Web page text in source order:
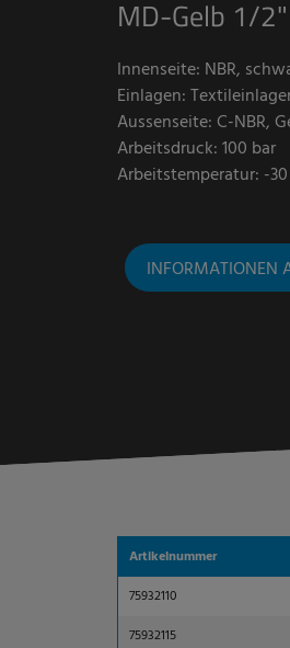
MD-Gelb 1/2"
Innenseite: NBR,
Einlagen:
Aussenseite: C-NBR,
Arbeitsdruck: 100 bar
Arbeitstemperatur: -30
INFORMATIONEN
Artikelnummer
75932110
75932115